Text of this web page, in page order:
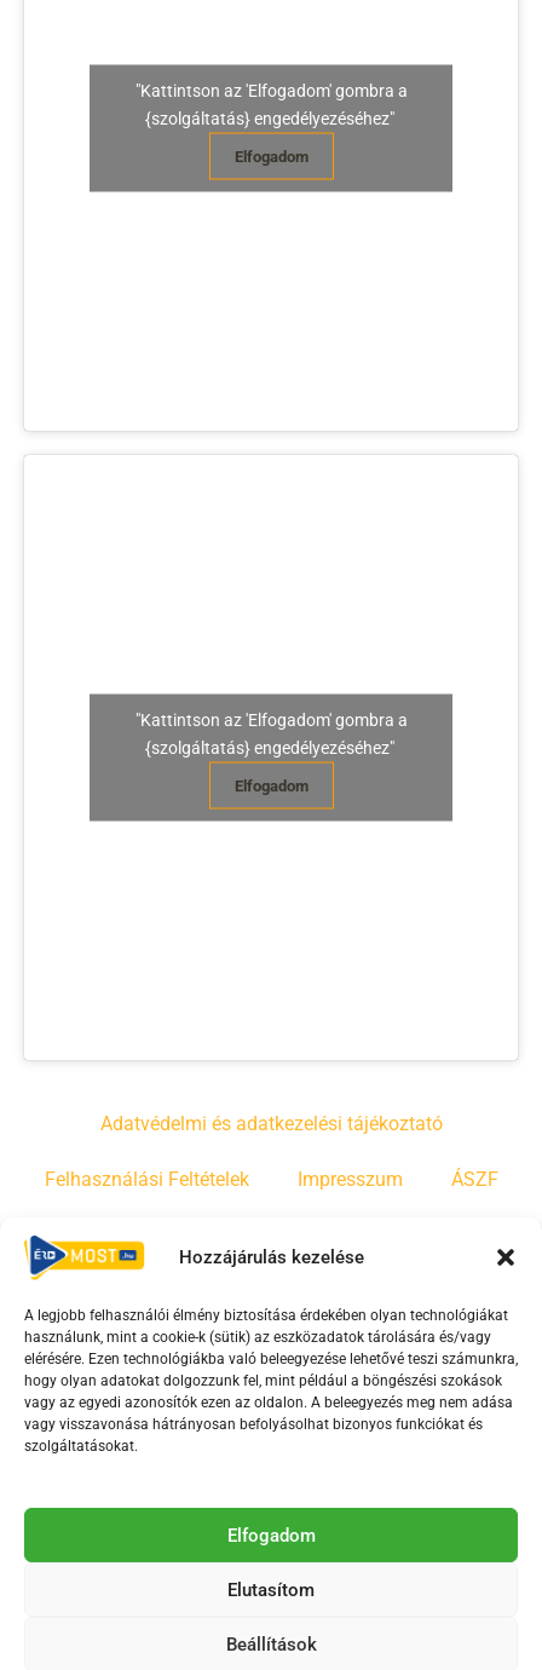
Hozzájárulás kezelése
A legjobb felhasználói élmény biztosítása érdekében olyan technológiákat
használunk, mint a cookie-k (sütik) az eszközadatok tárolására és/vagy
elérésére. Ezen technológiákba való beleegyezése lehetővé teszi számunkra,
hogy olyan adatokat dolgozzunk fel, mint például a böngészési szokások
vagy az egyedi azonosítók ezen az oldalon. A beleegyezés meg nem adása
vagy visszavonása hátrányosan befolyásolhat bizonyos funkciókat és
szolgáltatásokat.
Elfogadom
Elutasítom
Beállítások
"Kattintson az 'Elfogadom' gombra a
{szolgáltatás} engedélyezéséhez"
Elfogadom
"Kattintson az 'Elfogadom' gombra a
{szolgáltatás} engedélyezéséhez"
Elfogadom
Adatvédelmi és adatkezelési tájékoztató
Felhasználási Feltételek Impresszum ÁSZF
Irányelvek
F
a
c
e
b
o
-
Y
o
u
t
u
e
s
T
i
k
t
Az Érd Média médiaszolgáltatási tevékenységét a
Médiatanács a Magyar Média Mecenatúra program
2018-2026. © Minden jog fenntartva, Érd Megyei Jogú Város